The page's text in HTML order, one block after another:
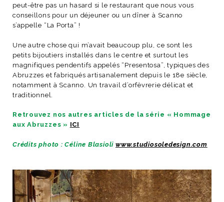
peut-être pas un hasard si le restaurant que nous vous
conseillons pour un déjeuner ou un dîner à Scanno
s’appelle “La Porta” !
Une autre chose qui m’avait beaucoup plu, ce sont les
petits bijoutiers installés dans le centre et surtout les
magnifiques pendentifs appelés “Presentosa”, typiques des
Abruzzes et fabriqués artisanalement depuis le 18e siècle,
notamment à Scanno. Un travail d’orfèvrerie délicat et
traditionnel.
Retrouvez nos autres articles de la série « Hommage
aux Abruzzes » ICI
Crédits photo : Céline Blasioli www.studiosoledesign.com